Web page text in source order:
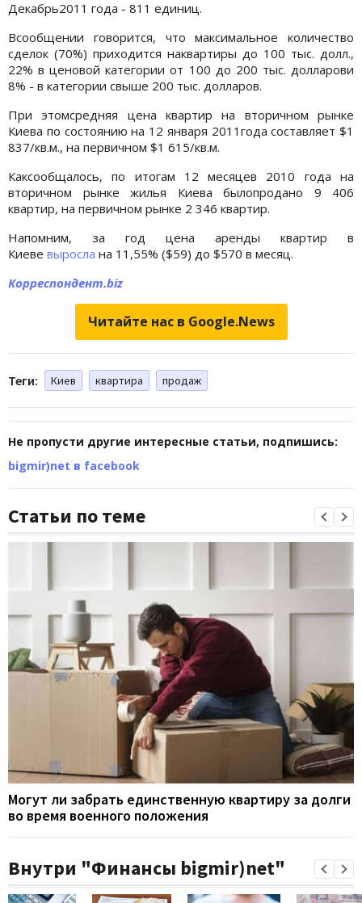
Декабрь2011 года - 811 единиц.
Всообщении говорится, что максимальное количество
сделок (70%) приходится наквартиры до 100 тыс. долл.,
22% в ценовой категории от 100 до 200 тыс. долларови
8% - в категории свыше 200 тыс. долларов.
При этомсредняя цена квартир на вторичном рынке
Киева по состоянию на 12 января 2011года составляет $1
837/кв.м., на первичном $1 615/кв.м.
Каксообщалось, по итогам 12 месяцев 2010 года на
вторичном рынке жилья Киева былопродано 9 406
квартир, на первичном рынке 2 346 квартир.
Напомним, за год цена аренды квартир в
Киеве выросла на 11,55% ($59) до $570 в месяц.
Корреспондент.biz
Читайте нас в Google.News
Теги: Киев квартира продаж
Не пропусти другие интересные статьи, подпишись:
bigmir)net в facebook
Статьи по теме
Могут ли забрать единственную квартиру за долги
во время военного положения
Внутри "Финансы bigmir)net"